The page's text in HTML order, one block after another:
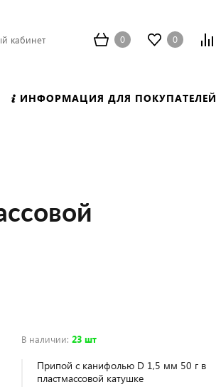
кабинет 0 0
ИНФОРМАЦИЯ ДЛЯ ПОКУПАТЕЛЕЙ
В наличии:23 шт
Припой с канифолью D 1,5 мм 50 г в
пластмассовой катушке